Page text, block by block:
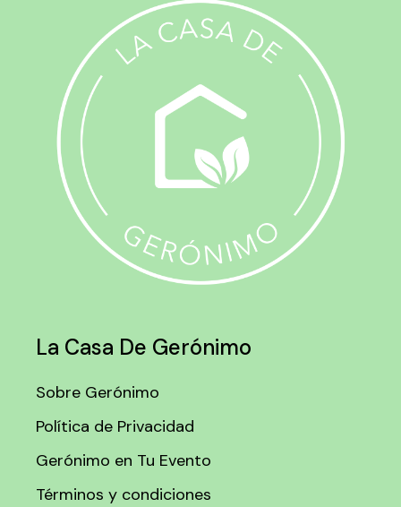
La Casa De Gerónimo
Sobre Gerónimo
Política de Privacidad
Gerónimo en Tu Evento
Términos y condiciones